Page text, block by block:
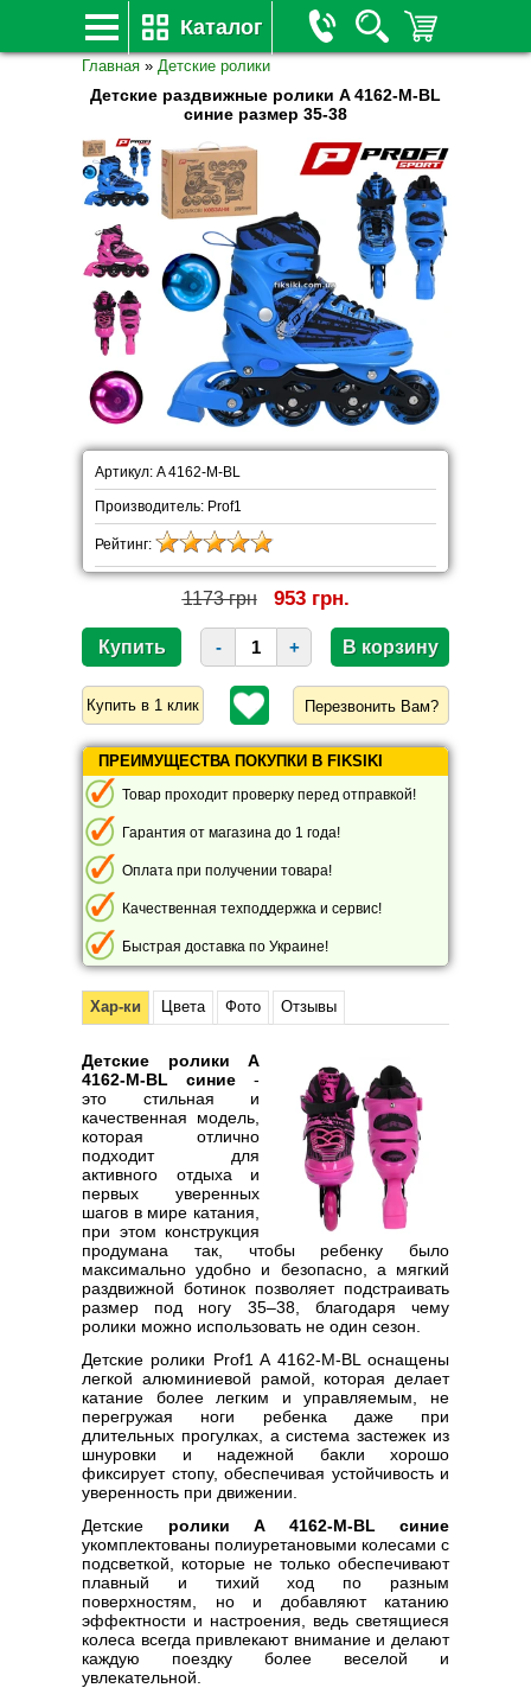
Каталог
Главная » Детские ролики
Детские раздвижные ролики A 4162-M-BL
синие размер 35-38
Артикул: A 4162-M-BL
Производитель: Prof1
Рейтинг:
1173 грн 953 грн.
- +
Перезвонить Вам?
ПРЕИМУЩЕСТВА ПОКУПКИ В FIKSIKI
Товар проходит проверку перед отправкой!
Гарантия от магазина до 1 года!
Оплата при получении товара!
Качественная техподдержка и сервис!
Быстрая доставка по Украине!
Хар-ки Цвета Фото Отзывы
Детские ролики A
4162-M-BL синие -
это стильная и
качественная модель,
которая отлично
подходит для
активного отдыха и
первых уверенных
шагов в мире катания,
при этом конструкция
продумана так, чтобы ребенку было
максимально удобно и безопасно, а мягкий
раздвижной ботинок позволяет подстраивать
размер под ногу 35–38, благодаря чему
ролики можно использовать не один сезон.
Детские ролики Prof1 A 4162-M-BL оснащены
легкой алюминиевой рамой, которая делает
катание более легким и управляемым, не
перегружая ноги ребенка даже при
длительных прогулках, а система застежек из
шнуровки и надежной бакли хорошо
фиксирует стопу, обеспечивая устойчивость и
уверенность при движении.
Детские ролики A 4162-M-BL синие
укомплектованы полиуретановыми колесами с
подсветкой, которые не только обеспечивают
плавный и тихий ход по разным
поверхностям, но и добавляют катанию
эффектности и настроения, ведь светящиеся
колеса всегда привлекают внимание и делают
каждую поездку более веселой и
увлекательной.